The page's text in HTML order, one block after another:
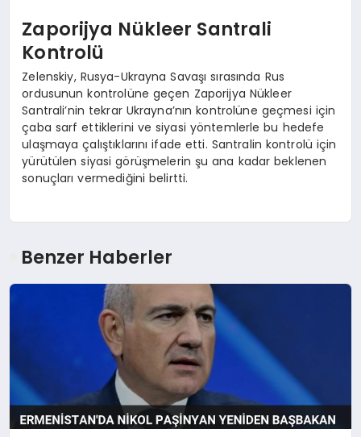
Zaporijya Nükleer Santrali
Kontrolü
Zelenskiy, Rusya-Ukrayna Savaşı sırasında Rus
ordusunun kontrolüne geçen Zaporijya Nükleer
Santrali’nin tekrar Ukrayna’nın kontrolüne geçmesi için
çaba sarf ettiklerini ve siyasi yöntemlerle bu hedefe
ulaşmaya çalıştıklarını ifade etti. Santralin kontrolü için
yürütülen siyasi görüşmelerin şu ana kadar beklenen
sonuçları vermediğini belirtti.
Benzer Haberler